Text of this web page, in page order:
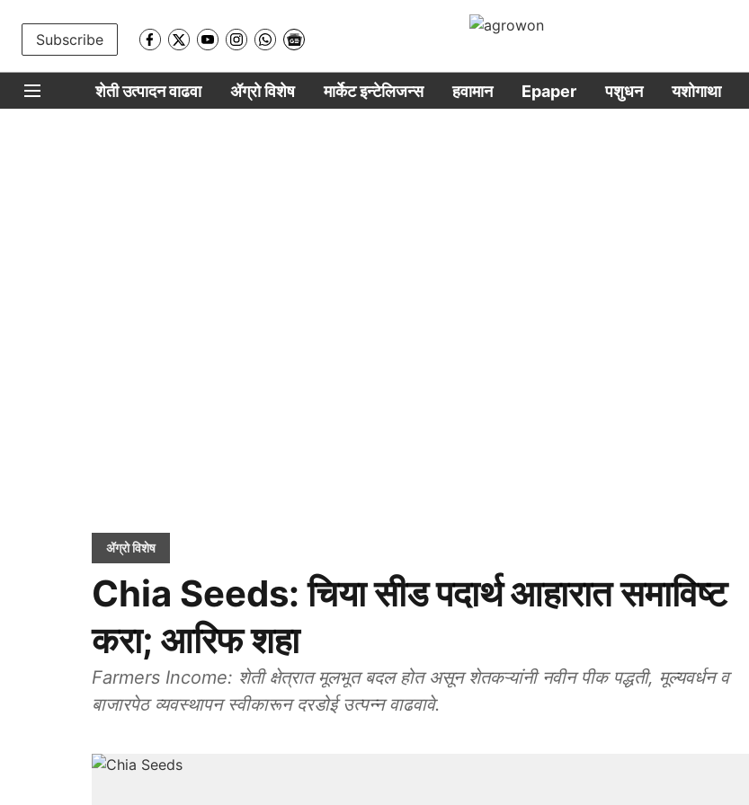
Subscribe
शेती उत्पादन वाढवा ॲग्रो विशेष मार्केट इन्टेलिजन्स हवामान Epaper पशुधन यशोगाथा
ॲग्रो विशेष
Chia Seeds: चिया सीड पदार्थ आहारात समाविष्ट
करा; आरिफ शहा
Farmers Income: शेती क्षेत्रात मूलभूत बदल होत असून शेतकऱ्यांनी नवीन पीक पद्धती, मूल्यवर्धन व
बाजारपेठ व्यवस्थापन स्वीकारून दरडोई उत्पन्न वाढवावे.